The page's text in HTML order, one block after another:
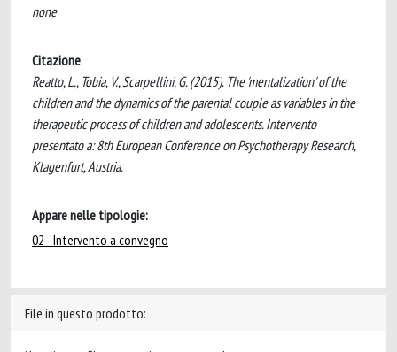
none
Citazione
Reatto, L., Tobia, V., Scarpellini, G. (2015). The 'mentalization' of the
children and the dynamics of the parental couple as variables in the
therapeutic process of children and adolescents. Intervento
presentato a: 8th European Conference on Psychotherapy Research,
Klagenfurt, Austria.
Appare nelle tipologie:
02 - Intervento a convegno
File in questo prodotto: